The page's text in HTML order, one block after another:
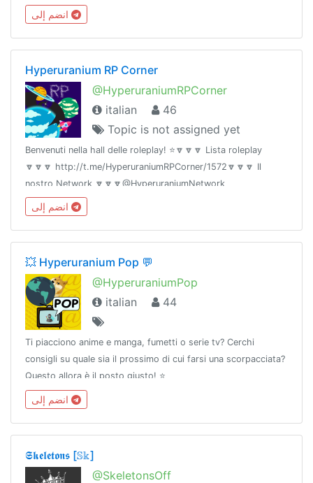
Hyperuranium RP Corner
@HyperuraniumRPCorner
italian
46
Topic is not assigned yet
Benvenuti nella hall delle roleplay! ⭐️🔽🔽🔽 Lista roleplay
🔽🔽🔽 http://t.me/HyperuraniumRPCorner/1572🔽🔽🔽 Il
nostro Network 🔽🔽🔽@HyperuraniumNetwork
💥 Hyperuranium Pop 💬
@HyperuraniumPop
italian
44
Ti piacciono anime e manga, fumetti o serie tv? Cerchi
consigli su quale sia il prossimo di cui farsi una scorpacciata?
Questo allora è il posto giusto! ⭐
𝕾𝖐𝖊𝖑𝖊𝖙𝖔𝖓𝖘 [𝕊𝕜]
@SkeletonsOff